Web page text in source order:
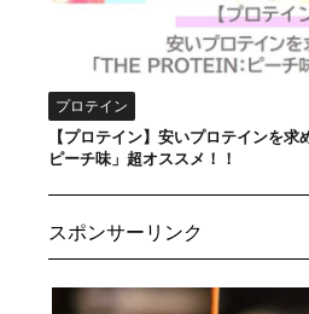
プロテイン
【プロテイン】安いプロテインを求
ピーチ味」超オススメ！！
スポンサーリンク